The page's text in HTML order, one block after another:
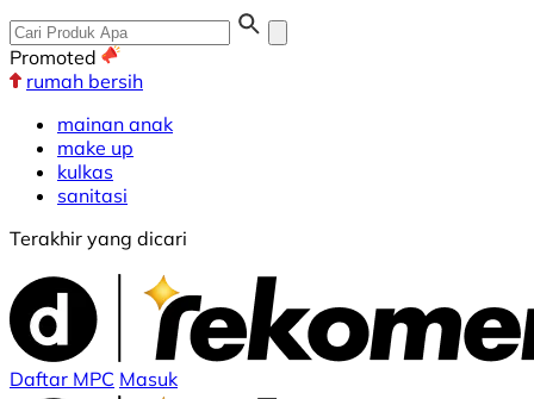
Promoted
rumah bersih
mainan anak
make up
kulkas
sanitasi
Terakhir yang dicari
Daftar MPC Masuk